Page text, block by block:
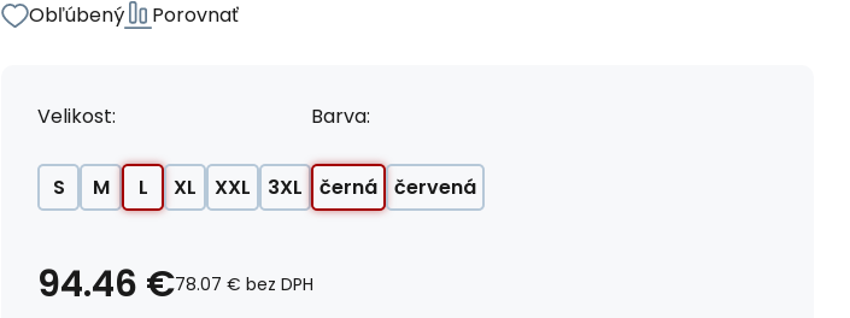
Obľúbený Porovnať
Velikost:
S M L XL XXL 3XL
Barva:
černá červená
94.46 €78.07 € bez DPH